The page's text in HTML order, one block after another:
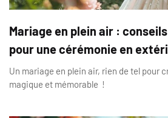
Mariage en plein air :
pour une cérémonie en
Un mariage en plein air, rien de tel pour
magique et mémorable !